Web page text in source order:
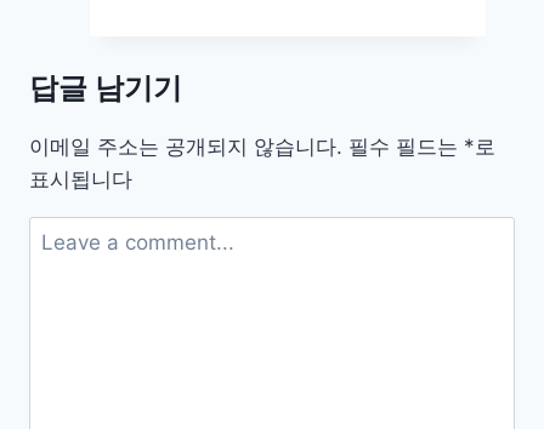
로
답글 남기기
이메일 주소는 공개되지 않습니다. 필수 필드는 *로
표시됩니다